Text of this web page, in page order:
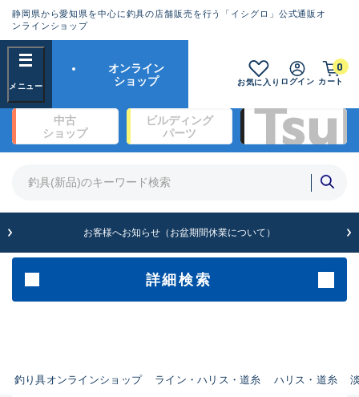
静岡県から愛知県を中心に釣具の店舗販売を行う「イシグロ」公式通販オ
ンラインショップ
オンライン
ショップ
お気に入り ログイン カート
0
中古
ショップ
ビルディング
パーツ
お客様へお知らせ（お盆期間休業について）
詳細検索
釣り具オンラインショップ ライン・ハリス・道糸 ハリス・道糸
フリーワード
商品カテゴリ
リール・カスタムパーツ(342)
ライン・ハリス・道糸(761)
針・仕掛(319)
新商品(35)
ランクとは？
良
SA
新古品（メーカー問屋から仕
入れた未使用品）
※店頭展示時の置き傷が付いている
ものも含む
傷が極めて少ない極上品
B